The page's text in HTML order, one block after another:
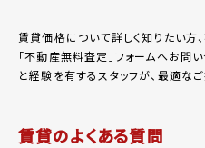
賃貸価格について詳しく知りたい方
「不動産無料査定 」フォームへお問
と経験を有するスタッフが、最適な
賃貸のよくある質問